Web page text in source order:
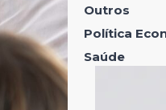
Outros
Política
Saúde